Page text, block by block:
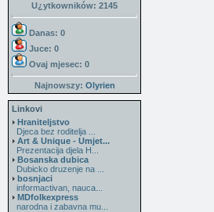
U¿ytkowników: 2145
Danas: 0
Juce: 0
Ovaj mjesec: 0
Najnowszy: Olyrien
Linkovi
Hraniteljstvo
Djeca bez roditelja ...
Art & Unique - Umjet...
Prezentacija djela H...
Bosanska dubica
Dubicko druzenje na ...
bosnjaci
informactivan, nauca...
MDfolkexpress
narodna i zabavna mu...